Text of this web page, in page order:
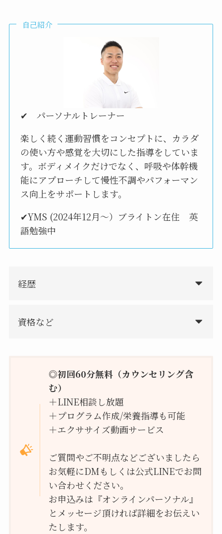
自己紹介
✔ パーソナルトレーナー
楽しく続く運動習慣をコンセプトに、カラダ
の使い方や感覚を大切にした指導をしていま
す。ボディメイクだけでなく、呼吸や体幹機
能にアプローチして慢性不調やパフォーマン
ス向上をサポートします。
✔YMS (2024年12月～）ブライトン在住 英
語勉強中
経歴
資格など
◎初回60分無料（カウンセリング含
む）
＋LINE相談し放題
＋プログラム作成/栄養指導も可能
＋エクササイズ動画サービス
ご質問やご不明点などございましたら
お気軽にDMもしくは公式LINEでお問
い合わせください。
お申込みは『オンラインパーソナル』
とメッセージ頂ければ詳細をお伝えい
たします。